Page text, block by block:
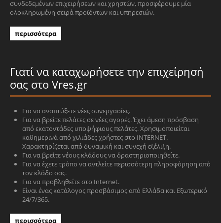
συνδεδεμένων επιχειρήσεων και χρηστών, προσφέρουμε μία
ολοκληρωμένη σειρά προϊόντων και υπηρεσιών.
περισσότερα
Γιατί να καταχωρήσετε την επιχείρησή
σας στο Vres.gr
Για να αναπτύξετε νέες συνεργασίες.
Για να βρείτε πελάτες σε νέες αγορές. Έχει άμεση πρόσβαση
από εκατοντάδες υποψήφιους πελάτες. Χρησιμοποιείται
καθημερινά από χιλιάδες χρήστες στο INTERNET.
Χαρακτηρίζεται από δυναμική και συνεχή εξέλιξη.
Για να βρείτε νέους κλάδους να δραστηριοποιηθείτε.
Για να έχετε τρόπο να αντλείτε περισσότερη πληροφόρηση από
τον κλάδο σας.
Για να προβληθείτε στο Internet.
Είναι ένας κατάλογος προσβάσιμος από Ελλάδα και Εξωτερικό
24/7/365.
περισσότερα